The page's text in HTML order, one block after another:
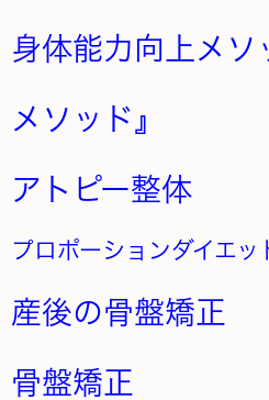
身体能力向上メソ
メソッド』
アトピー整体
プロポーションダイエッ
産後の骨盤矯正
骨盤矯正